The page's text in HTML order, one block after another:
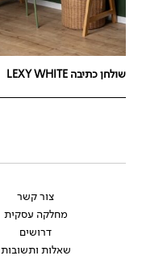
שולחן כתיבה LEXY WHITE
צור קשר
מחלקה עסקית
דרושים
שאלות ותשובות